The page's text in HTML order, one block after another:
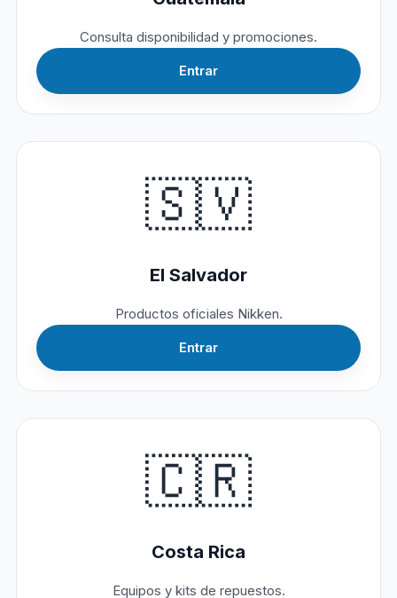
Consulta disponibilidad y promociones.
Entrar
🇸🇻
El Salvador
Productos oficiales Nikken.
Entrar
🇨🇷
Costa Rica
Equipos y kits de repuestos.